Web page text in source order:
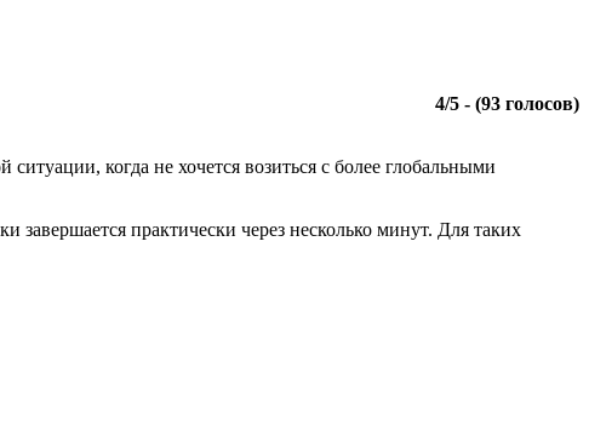
4/5 - (93 голосов)
когда не хочется возиться с более глобальными
завершается практически через несколько минут. Для таких